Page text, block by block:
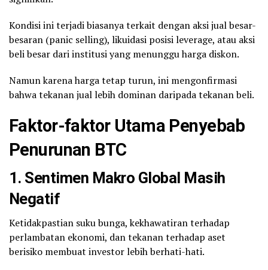
Kondisi ini terjadi biasanya terkait dengan aksi jual besar-
besaran (panic selling), likuidasi posisi leverage, atau aksi
beli besar dari institusi yang menunggu harga diskon.
Namun karena harga tetap turun, ini mengonfirmasi
bahwa tekanan jual lebih dominan daripada tekanan beli.
Faktor-faktor Utama Penyebab
Penurunan BTC
1. Sentimen Makro Global Masih
Negatif
Ketidakpastian suku bunga, kekhawatiran terhadap
perlambatan ekonomi, dan tekanan terhadap aset
berisiko membuat investor lebih berhati-hati.